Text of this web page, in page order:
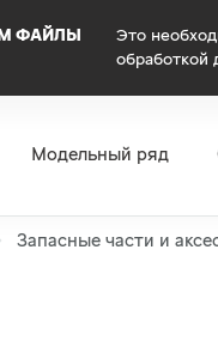
ФАЙЛЫ
Это
обработкой
Модельный ряд
Запасные части и